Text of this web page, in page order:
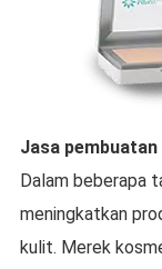
Jasa
Dalam beberapa
meningkatkan
kulit. Merek